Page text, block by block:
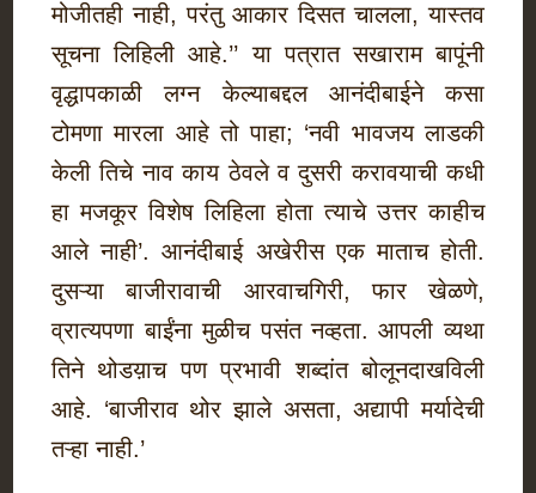
मोजीतही नाही, परंतु आकार दिसत चालला, यास्तव
सूचना लिहिली आहे.’’ या पत्रात सखाराम बापूंनी
वृद्धापकाळी लग्न केल्याबद्दल आनंदीबाईने कसा
टोमणा मारला आहे तो पाहा; ‘नवी भावजय लाडकी
केली तिचे नाव काय ठेवले व दुसरी करावयाची कधी
हा मजकूर विशेष लिहिला होता त्याचे उत्तर काहीच
आले नाही’. आनंदीबाई अखेरीस एक माताच होती.
दुसऱ्या बाजीरावाची आरवाचगिरी, फार खेळणे,
व्रात्यपणा बाईंना मुळीच पसंत नव्हता. आपली व्यथा
तिने थोडय़ाच पण प्रभावी शब्दांत बोलूनदाखविली
आहे. ‘बाजीराव थोर झाले असता, अद्यापी मर्यादेची
तऱ्हा नाही.’